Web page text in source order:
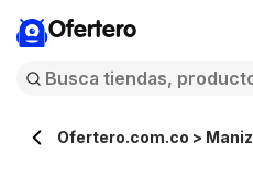
Ofertero
Ofertero.com.co >